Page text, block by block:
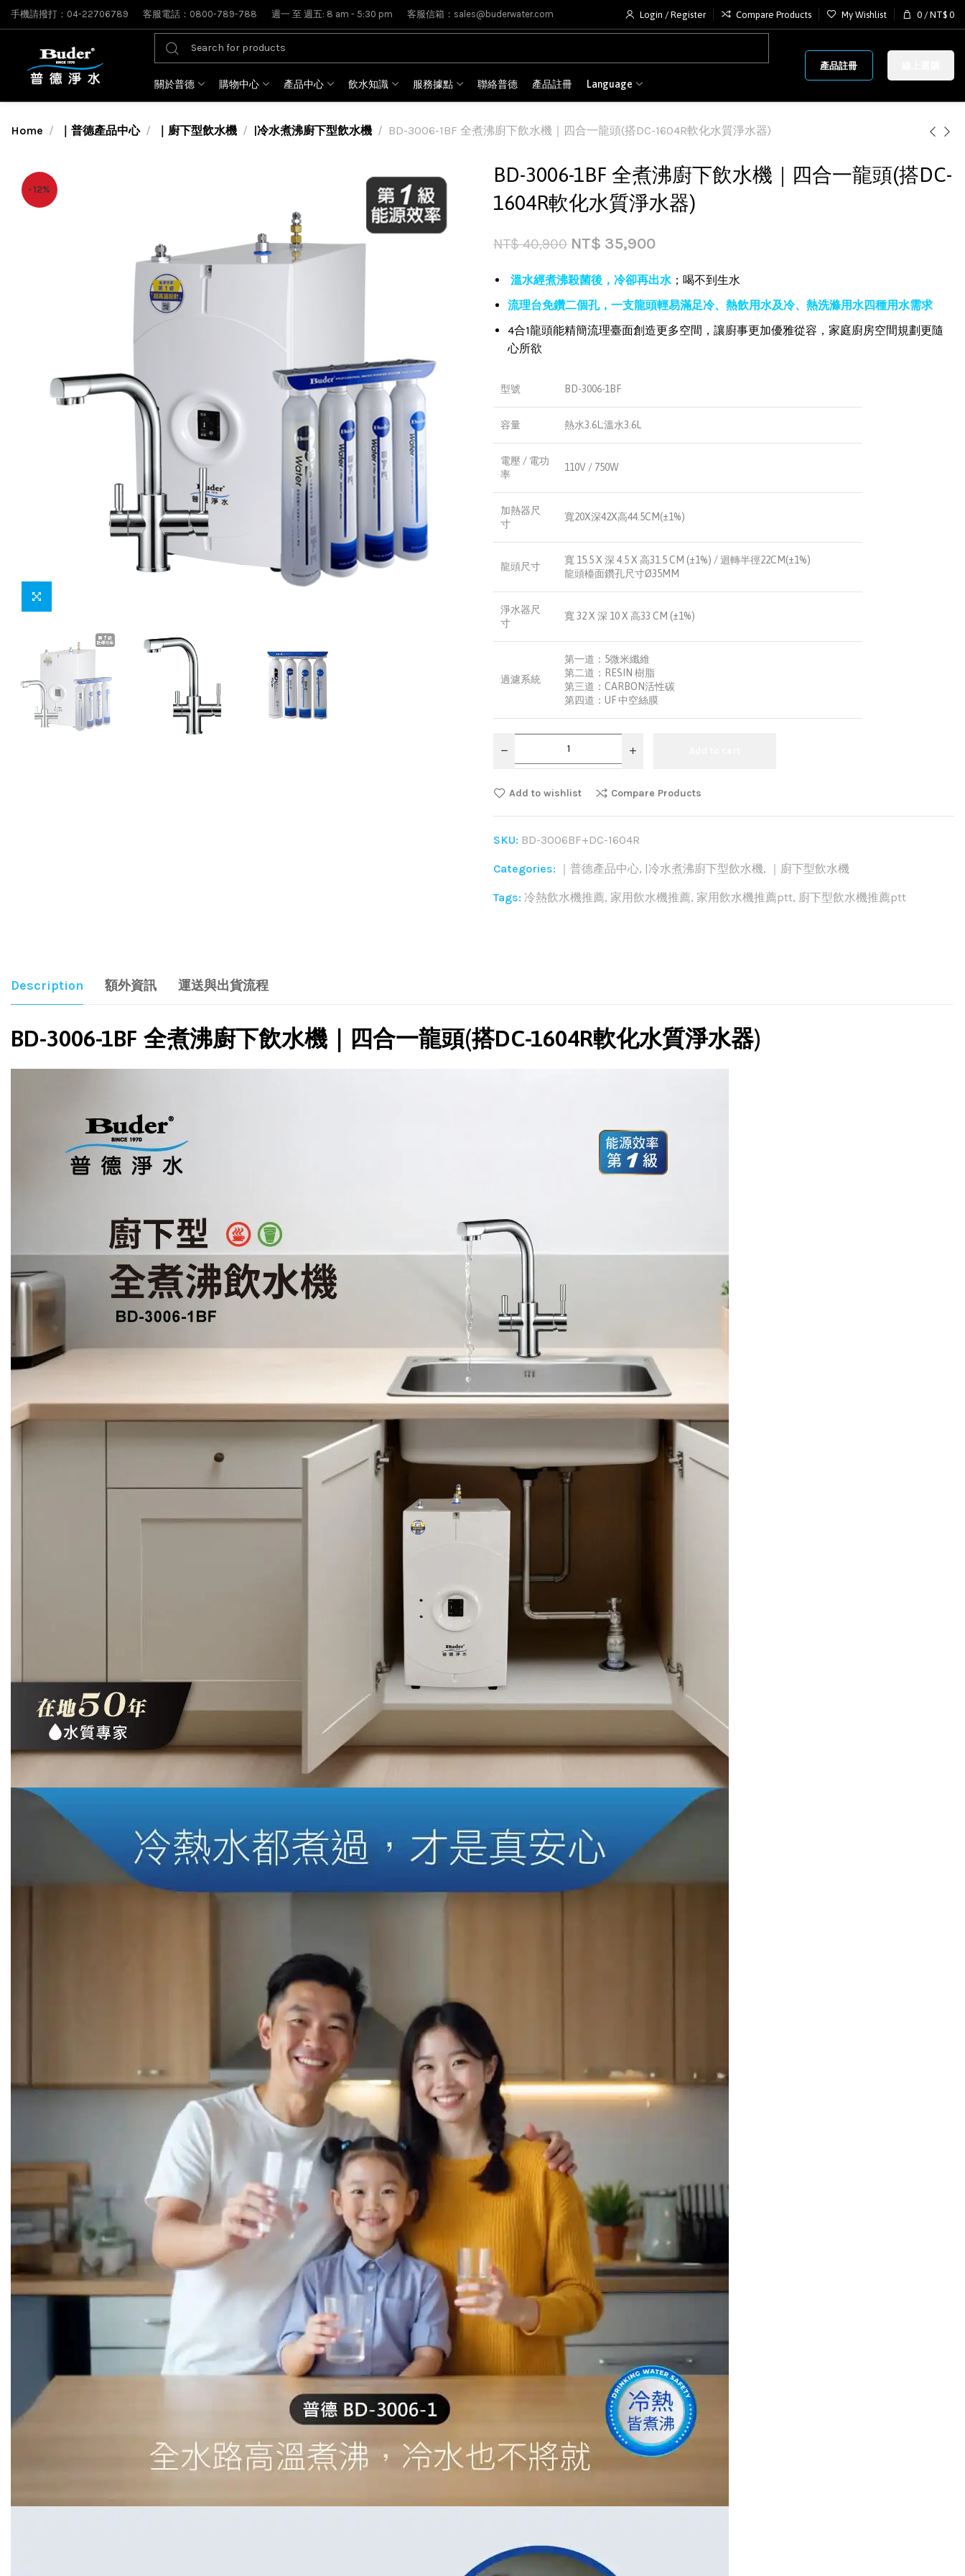
手機請撥打：04-22706789 客服電話：0800-789-788 週一 至 週五: 8 am - 5:30 pm 客服信箱：sales@buderwater.com Login / Register Compare Products My Wishlist 0 / NT$ 0
關於普德 購物中心 產品中心 飲水知識 服務據點 聯絡普德 產品註冊 Language
產品註冊
Home ｜普德產品中心 ｜廚下型飲水機 |冷水煮沸廚下型飲水機 BD-3006-1BF 全煮沸廚下飲水機｜四合一龍頭(搭DC-1604R軟化水質淨水器)
-12%
BD-3006-1BF 全煮沸廚下飲水機｜四合一龍頭(搭DC-
1604R軟化水質淨水器)
NT$40,900 NT$ 35,900
溫水經煮沸殺菌後，冷卻再出水 ；喝不到生水
流理台免鑽二個孔，一支龍頭輕易滿足冷、熱飲用水及冷、熱洗滌用水四種用水需求
4合1龍頭能精簡流理臺面創造更多空間，讓廚事更加優雅從容，家庭廚房空間規劃更隨
心所欲
型號 BD-3006-1BF
容量 熱水3.6L;溫水3.6L
電壓 / 電功
率
110V / 750W
加熱器尺
寸
寬20X深42X高44.5CM(±1%)
龍頭尺寸
寬 15.5 X 深 4.5 X 高31.5 CM (±1%) / 迴轉半徑22CM(±1%)
龍頭檯面鑽孔尺寸Ø35MM
淨水器尺
寸
寬 32 X 深 10 X 高33 CM (±1%)
過濾系統
第一道：5微米纖維
第二道：RESIN 樹脂
第三道：CARBON活性碳
第四道：UF 中空絲膜
Add to wishlist Compare Products
SKU: BD-3006BF+DC-1604R
Categories: ｜普德產品中心, |冷水煮沸廚下型飲水機, ｜廚下型飲水機
Tags: 冷熱飲水機推薦, 家用飲水機推薦, 家用飲水機推薦ptt, 廚下型飲水機推薦ptt
Description 額外資訊 運送與出貨流程
BD-3006-1BF 全煮沸廚下飲水機｜四合一龍頭(搭DC-1604R軟化水質淨水器)